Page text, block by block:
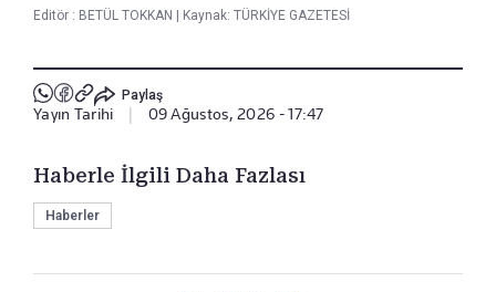
Editör : BETÜL TOKKAN Kaynak: TÜRKİYE GAZETESİ
Paylaş
Yayın Tarihi 09 Ağustos, 2026 - 17:47
Haberle İlgili Daha Fazlası
Haberler